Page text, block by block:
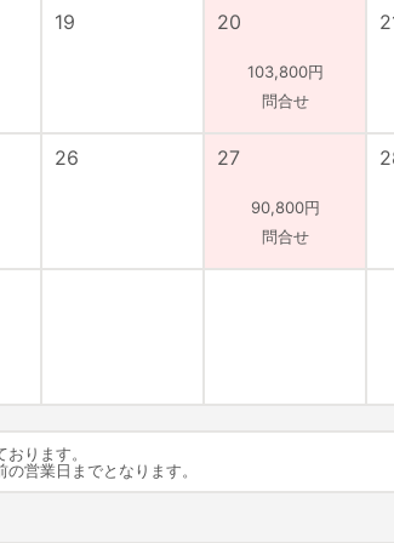
19 20
103,800円
問合せ
26 27
90,800円
問合せ
ります。
営業日までとなります。